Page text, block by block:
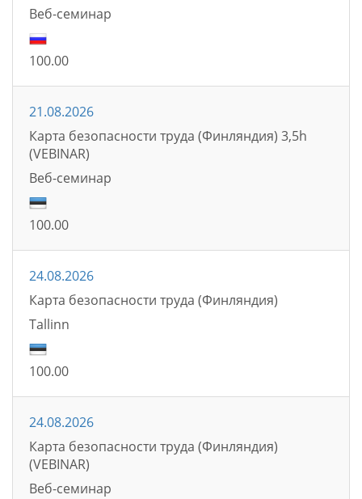
Bеб-семинаp
100.00
21.08.2026
Карта безопасности труда (Финляндия) 3,5h
(VEBINAR)
Bеб-семинаp
100.00
24.08.2026
Карта безопасности труда (Финляндия)
Tallinn
100.00
24.08.2026
Карта безопасности труда (Финляндия)
(VEBINAR)
Bеб-семинаp